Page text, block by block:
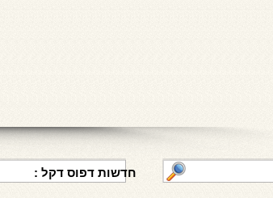
חדשות דפוס דקל :